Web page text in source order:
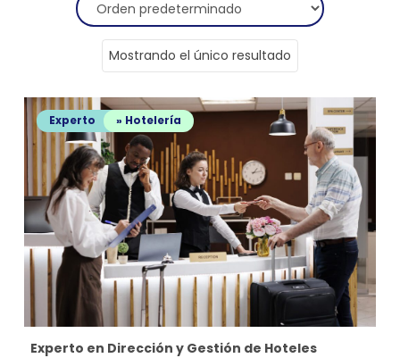
Mostrando el único resultado
Experto » Hotelería
Experto en Dirección y Gestión de Hoteles